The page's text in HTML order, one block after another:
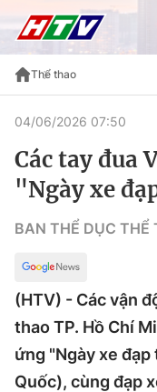
Thể thao
04/06/2026 07:50
Các tay đua
"Ngày xe
BAN THỂ DỤC THỂ
(HTV) - Các vận
thao TP. Hồ Chí
ứng "Ngày xe
Quốc), cùng đạp